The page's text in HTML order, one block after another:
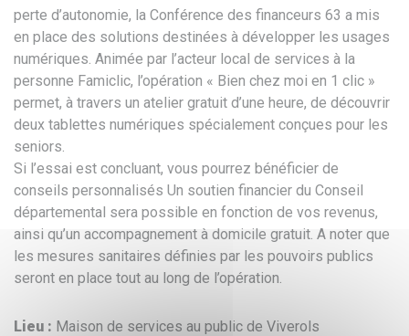
perte d’autonomie, la Conférence des financeurs 63 a mis
en place des solutions destinées à développer les usages
numériques. Animée par l’acteur local de services à la
personne Famiclic, l’opération « Bien chez moi en 1 clic »
permet, à travers un atelier gratuit d’une heure, de découvrir
deux tablettes numériques spécialement conçues pour les
seniors.
Si l’essai est concluant, vous pourrez bénéficier de
conseils personnalisés Un soutien financier du Conseil
départemental sera possible en fonction de vos revenus,
ainsi qu’un accompagnement à domicile gratuit. A noter que
les mesures sanitaires définies par les pouvoirs publics
seront en place tout au long de l’opération.
Lieu : Maison de services au public de Viverols